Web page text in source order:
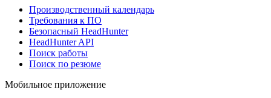
Производственный календарь
Требования к ПО
Безопасный HeadHunter
HeadHunter API
Поиск работы
Поиск по резюме
Мобильное приложение